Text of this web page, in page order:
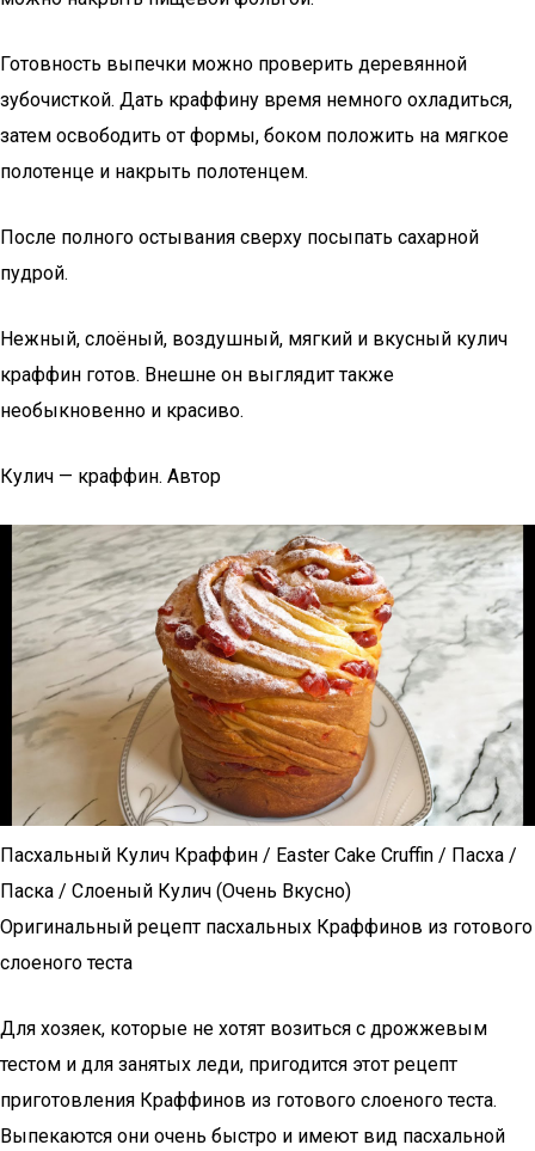
Готовность выпечки можно проверить деревянной
зубочисткой. Дать краффину время немного охладиться,
затем освободить от формы, боком положить на мягкое
полотенце и накрыть полотенцем.
После полного остывания сверху посыпать сахарной
пудрой.
Нежный, слоёный, воздушный, мягкий и вкусный кулич
краффин готов. Внешне он выглядит также
необыкновенно и красиво.
Кулич — краффин. Автор
Пасхальный Кулич Краффин / Easter Cake Cruffin / Пасха /
Паска / Слоеный Кулич (Очень Вкусно)
Оригинальный рецепт пасхальных Краффинов из готового
слоеного теста
Для хозяек, которые не хотят возиться с дрожжевым
тестом и для занятых леди, пригодится этот рецепт
приготовления Краффинов из готового слоеного теста.
Выпекаются они очень быстро и имеют вид пасхальной